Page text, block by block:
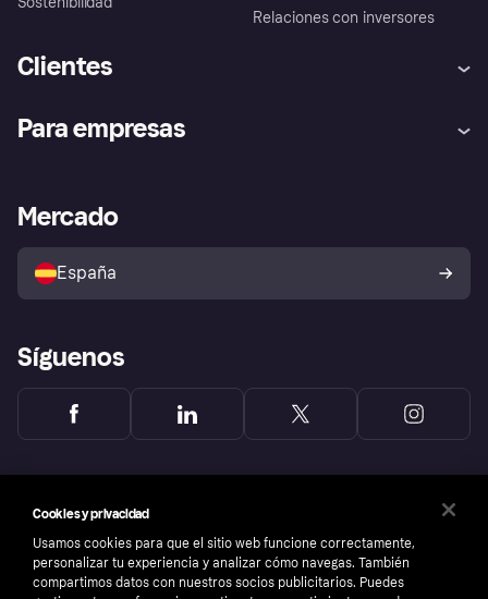
Relaciones con inversores
Clientes
Inicio de sesión
Directorio de tiendas
Política de protección al
comprador de Klarna
Reclamaciones
Para empresas
Acceso empresas
Mercado
España
Síguenos
Cookies y privacidad
Usamos cookies para que el sitio web funcione correctamente,
personalizar tu experiencia y analizar cómo navegas. También
compartimos datos con nuestros socios publicitarios. Puedes